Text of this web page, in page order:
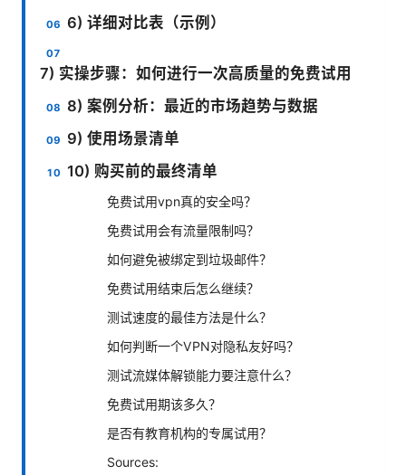
6) 详细对比表（示例）
7) 实操步骤：如何进行一次高质量的免费试用
8) 案例分析：最近的市场趋势与数据
9) 使用场景清单
10) 购买前的最终清单
免费试用vpn真的安全吗？
免费试用会有流量限制吗？
如何避免被绑定到垃圾邮件？
免费试用结束后怎么继续？
测试速度的最佳方法是什么？
如何判断一个VPN对隐私友好吗？
测试流媒体解锁能力要注意什么？
免费试用期该多久？
是否有教育机构的专属试用？
Sources: